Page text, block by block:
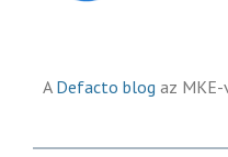
A Defacto blog az